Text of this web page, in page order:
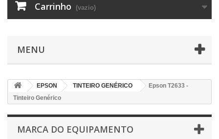
Carrinho (vazio)
MENU
EPSON TINTEIRO GENÉRICO
Epson T2633 -
Tinteiro Genérico
MARCA DO EQUIPAMENTO